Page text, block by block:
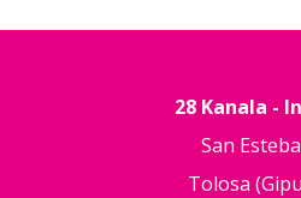
28 Kanala -
San
Tolosa